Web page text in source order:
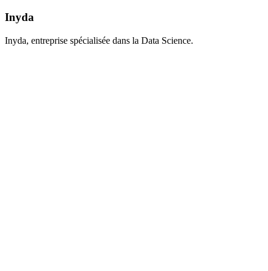
Inyda
Inyda, entreprise spécialisée dans la Data Science.